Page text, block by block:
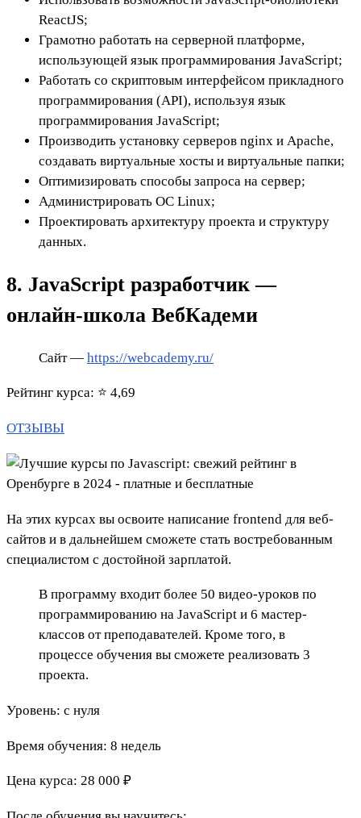
ReactJS;
Грамотно работать на серверной платформе,
использующей язык программирования JavaScript;
Работать со скриптовым интерфейсом прикладного
программирования (API), используя язык
программирования JavaScript;
Производить установку серверов nginx и Apache,
создавать виртуальные хосты и виртуальные папки;
Оптимизировать способы запроса на сервер;
Администрировать ОС Linux;
Проектировать архитектуру проекта и структуру
данных.
8. JavaScript разработчик —
онлайн-школа ВебКадеми
Сайт — https://webcademy.ru/
Рейтинг курса: ⭐ 4,69
ОТЗЫВЫ
На этих курсах вы освоите написание frontend для веб-
сайтов и в дальнейшем сможете стать востребованным
специалистом с достойной зарплатой.
В программу входит более 50 видео-уроков по
программированию на JavaScript и 6 мастер-
классов от преподавателей. Кроме того, в
процессе обучения вы сможете реализовать 3
проекта.
Уровень: с нуля
Время обучения: 8 недель
Цена курса: 28 000 ₽